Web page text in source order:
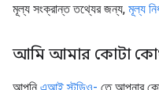
মূল্য সংক্রান্ত তথ্যের জন্য, মূল্য
আমি আমার কোটা
আপনি এআই স্টুডিও- তে আপনার